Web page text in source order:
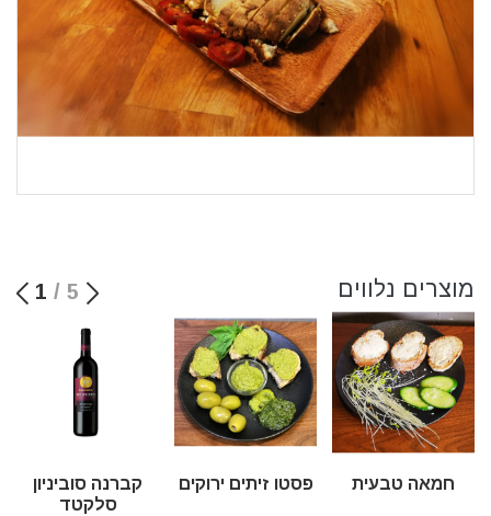
מוצרים נלווים 1 / 5
קברנה סוביניון
סלקטד
פסטו זיתים ירוקים חמאה טבעית